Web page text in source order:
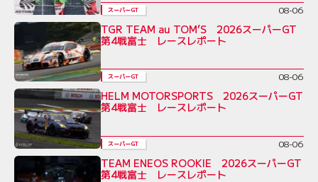
スーパーGT 08-06
TGR TEAM au TOM’S 2026スーパーGT
第4戦富士 レースレポート
スーパーGT 08-06
HELM MOTORSPORTS 2026スーパーGT
第4戦富士 レースレポート
スーパーGT 08-06
TEAM ENEOS ROOKIE 2026スーパーGT
第4戦富士 レースレポート